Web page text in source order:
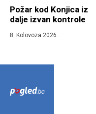
Požar kod Konjica iz
dalje izvan kontrole
8. Kolovoza 2026.